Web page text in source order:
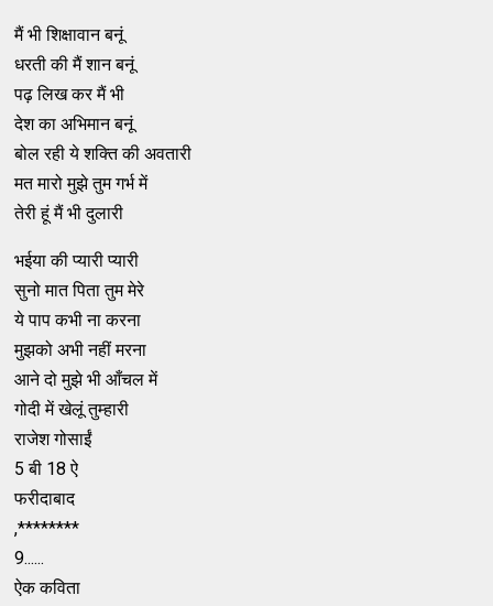
मैं भी शिक्षावान बनूं
धरती की मैं शान बनूं
पढ़ लिख कर मैं भी
देश का अभिमान बनूं
बोल रही ये शक्ति की अवतारी
मत मारो मुझे तुम गर्भ में
तेरी हूं मैं भी दुलारी
भईया की प्यारी प्यारी
सुनो मात पिता तुम मेरे
ये पाप कभी ना करना
मुझको अभी नहीं मरना
आने दो मुझे भी आँचल में
गोदी में खेलूं तुम्हारी
राजेश गोसाईं
5 बी 18 ऐ
फरीदाबाद
,********
9......
ऐक कविता